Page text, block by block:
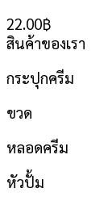
22.00฿
สินค้าของเรา
กระปุกครีม
ขวด
หลอดครีม
หัวปั้ม